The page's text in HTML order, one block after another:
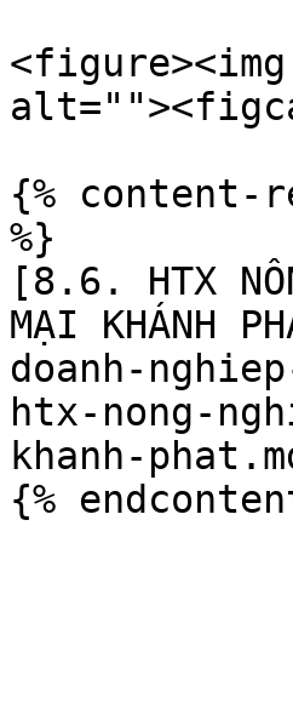
<figure><img
{% content-
%}
[8.6. HTX
MẠI KHÁNH
doanh-
htx-nong-
khanh-